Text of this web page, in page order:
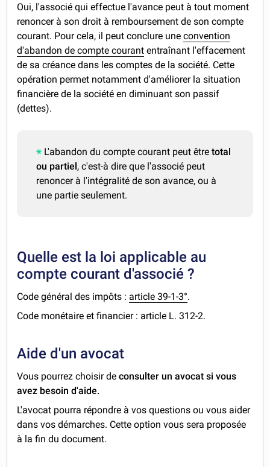
Oui, l'associé qui effectue l'avance peut à tout moment
renoncer à son droit à remboursement de son compte
courant. Pour cela, il peut conclure uneconvention
d'abandon de compte courant entraînant l'effacement
de sa créance dans les comptes de la société. Cette
opération permet notamment d'améliorer la situation
financière de la société en diminuant son passif
(dettes).
L'abandon du compte courant peut êtretotal
ou partiel, c'est-à dire que l'associé peut
renoncer à l'intégralité de son avance, ou à
une partie seulement.
Quelle est la loi applicable au
compte courant d'associé ?
Code général des impôts : article 39-1-3°.
Code monétaire et financier : article L. 312-2.
Aide d'un avocat
Vous pourrez choisir deconsulter un avocat si vous
avez besoin d'aide.
L'avocat pourra répondre à vos questions ou vous aider
dans vos démarches. Cette option vous sera proposée
à la fin du document.